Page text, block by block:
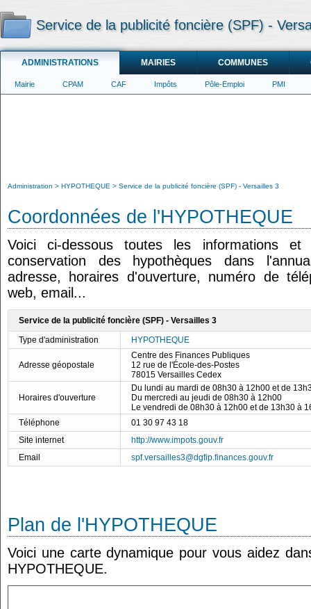
Service de la publicité foncière (SPF) -
ADMINISTRATIONS MAIRIES COMMUNES
Mairie CPAM CAF Impôts Pôle-Emploi PMI
Administration HYPOTHEQUE Service de la publicité foncière (SPF) - Versailles 3
Coordonnées de l'HYPOTHEQUE
Voici ci-dessous toutes les informations et
conservation des hypothèques dans
adresse, horaires d'ouverture, numéro de
web, email...
Service de la publicité foncière (SPF) - Versailles 3
Type d'administration
HYPOTHEQUE
Adresse géopostale
Centre des Finances Publiques
12 rue de l'École-des-Postes
78015 Versailles Cedex
Horaires d'ouverture
Du lundi au mardi de 08h30 à 12h00 et de
Du mercredi au jeudi de 08h30 à 12h00
Le vendredi de 08h30 à 12h00 et de 13h30 à
Téléphone
01 30 97 43 18
Site internet
http://www.impots.gouv.fr
Email
spf.versailles3@dgfip.finances.gouv.fr
Plan de l'HYPOTHEQUE
Voici une carte dynamique pour vous aidez
HYPOTHEQUE.